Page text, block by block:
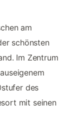
am
schönsten
Im Zentrum
des
mit seinen